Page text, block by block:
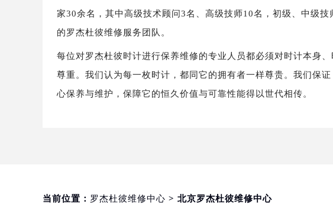
家30余名，其中高级技术顾问3名、高级技师10名，初级、中级
的罗杰杜彼维修服务团队。
每位对罗杰杜彼时计进行保养维修的专业人员都必须对时计本身
尊重。我们认为每一枚时计，都同它的拥有者一样尊贵。我们保
心保养与维护，保障它的恒久价值与可靠性能得以世代相传。
当前位置： 罗杰杜彼维修中心 > 北京罗杰杜彼维修中心